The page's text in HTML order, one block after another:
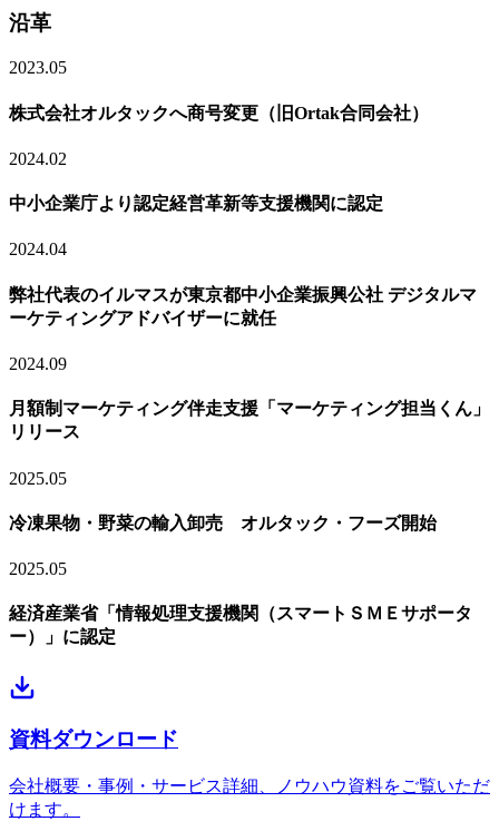
沿革
2023.05
株式会社オルタックへ商号変更（旧Ortak合同会社）
2024.02
中小企業庁より認定経営革新等支援機関に認定
2024.04
弊社代表のイルマスが東京都中小企業振興公社 デジタルマ
ーケティングアドバイザーに就任
2024.09
月額制マーケティング伴走支援「マーケティング担当くん」
リリース
2025.05
冷凍果物・野菜の輸入卸売 オルタック・フーズ開始
2025.05
経済産業省「情報処理支援機関（スマートＳＭＥサポータ
ー）」に認定
資料ダウンロード
会社概要・事例・サービス詳細、ノウハウ資料をご覧いただ
けます。